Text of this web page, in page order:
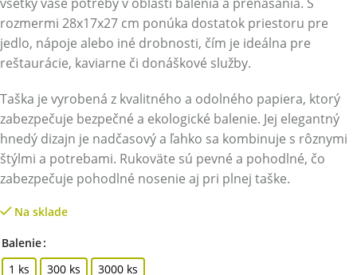
rozmermi 28x17x27 cm ponúka dostatok priestoru pre
jedlo, nápoje alebo iné drobnosti, čím je ideálna pre
reštaurácie, kaviarne či donáškové služby.
Taška je vyrobená z kvalitného a odolného papiera, ktorý
zabezpečuje bezpečné a ekologické balenie. Jej elegantný
hnedý dizajn je nadčasový a ľahko sa kombinuje s rôznymi
štýlmi a potrebami. Rukoväte sú pevné a pohodlné, čo
zabezpečuje pohodlné nosenie aj pri plnej taške.
Na sklade
Balenie
1 ks
300 ks 3000 ks